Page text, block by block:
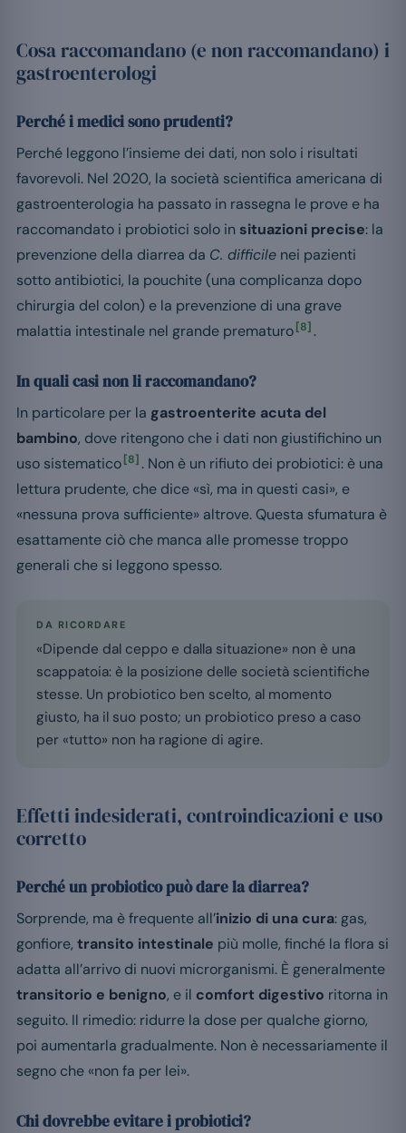
Cosa raccomandano (e non raccomandano) i
gastroenterologi
Perché i medici sono prudenti?
Perché leggono l’insieme dei dati, non solo i risultati
favorevoli. Nel 2020, la società scientifica americana di
gastroenterologia ha passato in rassegna le prove e ha
raccomandato i probiotici solo in situazioni precise: la
prevenzione della diarrea da C. difficile nei pazienti
sotto antibiotici, la pouchite (una complicanza dopo
chirurgia del colon) e la prevenzione di una grave
malattia intestinale nel grande prematuro [8] .
In quali casi non li raccomandano?
In particolare per la gastroenterite acuta del
bambino, dove ritengono che i dati non giustifichino un
uso sistematico [8] . Non è un rifiuto dei probiotici: è una
lettura prudente, che dice «sì, ma in questi casi», e
«nessuna prova sufficiente» altrove. Questa sfumatura è
esattamente ciò che manca alle promesse troppo
generali che si leggono spesso.
DA RICORDARE
«Dipende dal ceppo e dalla situazione» non è una
scappatoia: è la posizione delle società scientifiche
stesse. Un probiotico ben scelto, al momento
giusto, ha il suo posto; un probiotico preso a caso
per «tutto» non ha ragione di agire.
Effetti indesiderati, controindicazioni e uso
corretto
Perché un probiotico può dare la diarrea?
Sorprende, ma è frequente all’inizio di una cura: gas,
gonfiore, transito intestinale più molle, finché la flora si
adatta all’arrivo di nuovi microrganismi. È generalmente
transitorio e benigno, e il comfort digestivo ritorna in
seguito. Il rimedio: ridurre la dose per qualche giorno,
poi aumentarla gradualmente. Non è necessariamente il
segno che «non fa per lei».
Chi dovrebbe evitare i probiotici?